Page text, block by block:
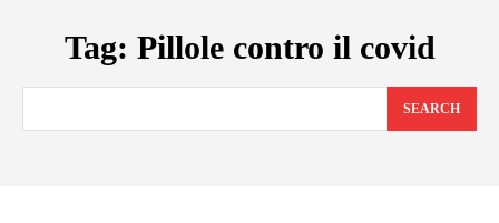
Tag: Pillole contro il covid
SEARCH